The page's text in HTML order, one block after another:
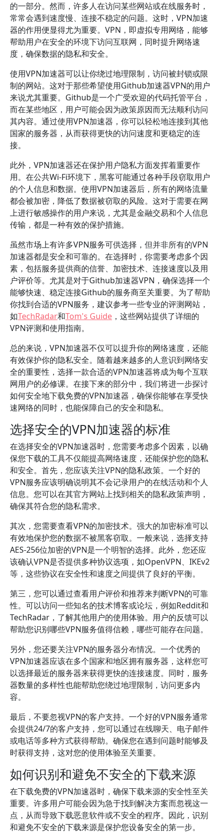
的一部分。然而，许多人在访问某些网站或在线服务时，
常常会遇到速度慢、连接不稳定的问题。这时，VPN加速
器的作用便显得尤为重要。VPN，即虚拟专用网络，能够
帮助用户在安全的环境下访问互联网，同时提升网络速
度，确保数据的隐私和安全。
使用VPN加速器可以让你绕过地理限制，访问被封锁或限
制的网站。这对于那些希望使用Github加速器VPN的用户
来说尤其重要。Github是一个广受欢迎的代码托管平台，
而在某些地区，用户可能会因为政策原因而无法顺利访问
其内容。通过使用VPN加速器，你可以轻松地连接到其他
国家的服务器，从而获得更快的访问速度和更稳定的连
接。
此外，VPN加速器还在保护用户隐私方面发挥着重要作
用。在公共Wi-Fi环境下，黑客可能通过各种手段窃取用户
的个人信息和数据。使用VPN加速器后，所有的网络流量
都会被加密，降低了数据被窃取的风险。这对于需要在网
上进行敏感操作的用户来说，尤其是金融交易和个人信息
传输，都是一种有效的保护措施。
虽然市场上有许多VPN服务可供选择，但并非所有的VPN
加速器都是安全和可靠的。在选择时，你需要考虑多个因
素，包括服务提供商的信誉、加密技术、连接速度以及用
户评价等。尤其是对于Github加速器VPN，确保选择一个
能够快速、稳定连接Github的服务商至关重要。为了帮助
你找到合适的VPN服务，建议参考一些专业的评测网站，
如TechRadar和Tom's Guide ，这些网站提供了详细的
VPN评测和使用指南。
总的来说，VPN加速器不仅可以提升你的网络速度，还能
有效保护你的隐私安全。随着越来越多的人意识到网络安
全的重要性，选择一款合适的VPN加速器将成为每个互联
网用户的必修课。在接下来的部分中，我们将进一步探讨
如何安全地下载免费的VPN加速器，确保你能够在享受快
速网络的同时，也能保障自己的安全和隐私。
选择安全的VPN加速器的标准
在选择安全的VPN加速器时，您需要考虑多个因素，以确
保您下载的工具不仅能提高网络速度，还能保护您的隐私
和安全。首先，您应该关注VPN的隐私政策。一个好的
VPN服务应该明确说明其不会记录用户的在线活动和个人
信息。您可以在其官方网站上找到相关的隐私政策声明，
确保其符合您的隐私需求。
其次，您需要查看VPN的加密技术。强大的加密标准可以
有效地保护您的数据不被黑客窃取。一般来说，选择支持
AES-256位加密的VPN是一个明智的选择。此外，您还应
该确认VPN是否提供多种协议选项，如OpenVPN、IKEv2
等，这些协议在安全性和速度之间提供了良好的平衡。
第三，您可以通过查看用户评价和推荐来判断VPN的可靠
性。可以访问一些知名的技术博客或论坛，例如Reddit和
TechRadar，了解其他用户的使用体验。用户的反馈可以
帮助您识别哪些VPN服务值得信赖，哪些可能存在问题。
另外，您还要关注VPN的服务器分布情况。一个优秀的
VPN加速器应该在多个国家和地区拥有服务器，这样您可
以选择最近的服务器来获得更快的连接速度。同时，服务
器数量的多样性也能帮助您绕过地理限制，访问更多内
容。
最后，不要忽视VPN的客户支持。一个好的VPN服务通常
会提供24/7的客户支持，您可以通过在线聊天、电子邮件
或电话等多种方式获得帮助。确保您在遇到问题时能够及
时获得支持，这对您的使用体验至关重要。
如何识别和避免不安全的下载来源
在下载免费的VPN加速器时，确保下载来源的安全性至关
重要。许多用户可能会因为急于找到解决方案而忽视这一
点，从而导致下载恶意软件或不安全的程序。因此，识别
和避免不安全的下载来源是保护您设备安全的第一步。